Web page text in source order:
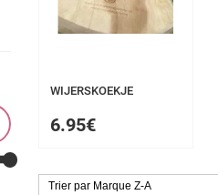
WIJERSKOEKJE
6.95€